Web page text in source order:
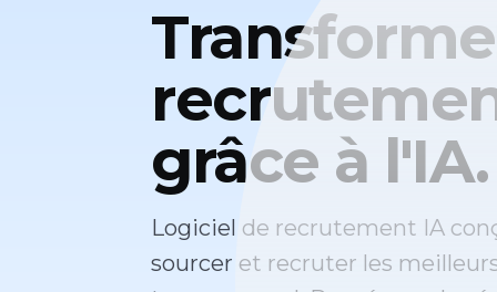
grâce à l'IA.
Logiciel de recrutement IA
sourcer et recruter les